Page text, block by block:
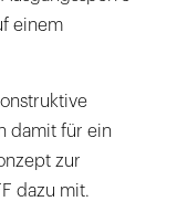
einem
damit für ein
zur
dazu mit.